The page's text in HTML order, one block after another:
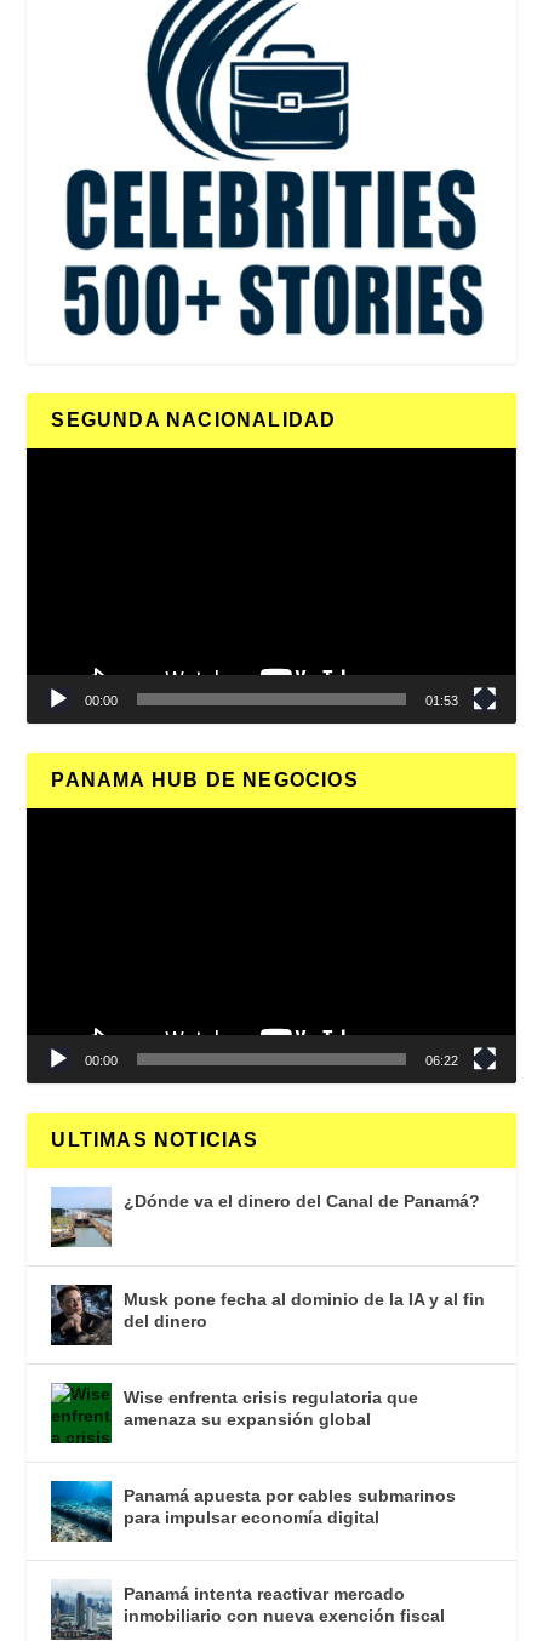
SEGUNDA NACIONALIDAD
00:00 01:53
PANAMA HUB DE NEGOCIOS
00:00 06:22
ULTIMAS NOTICIAS
¿Dónde va el dinero del Canal de Panamá?
Musk pone fecha al dominio de la IA y al fin
del dinero
Wise enfrenta crisis regulatoria que
amenaza su expansión global
Panamá apuesta por cables submarinos
para impulsar economía digital
Panamá intenta reactivar mercado
inmobiliario con nueva exención fiscal